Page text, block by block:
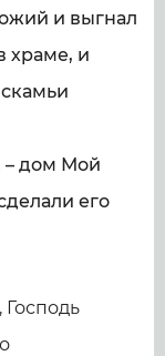
и выгнал
храме, и
– дом Мой
его
Господь